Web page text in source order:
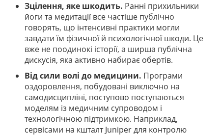
Зцілення, яке шкодить. Ранні прихильники
йоги та медитації все частіше публічно
говорять, що інтенсивні практики могли
завдати їм фізичної й психологічної шкоди. Це
вже не поодинокі історії, а ширша публічна
дискусія, яка активно набирає обертів.
Від сили волі до медицини. Програми
оздоровлення, побудовані виключно на
самодисципліні, поступово поступаються
моделям із медичним супроводом і
технологічною підтримкою. Наприклад,
сервісами на кшталт Juniper для контролю